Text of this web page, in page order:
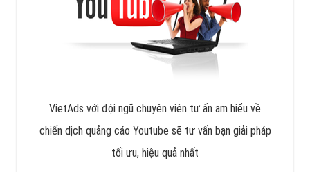
VietAds với đội ngũ chuyên viên tư ấn am hiểu về
chiến dịch quảng cáo Youtube sẽ tư vấn bạn giải pháp
tối ưu, hiệu quả nhất